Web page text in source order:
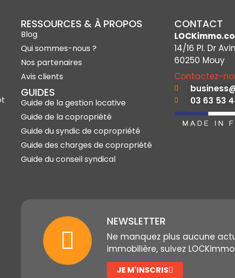
RESSOURCES & À PROPOS
Blog
Qui sommes-nous ?
Nos partenaires
Avis clients
GUIDES
Guide de la gestion locative
Guide de la copropriété
Guide du syndic de copropriété
Guide des charges de copropriété
Guide du conseil syndical
CONTACT
14/16 Pl. Dr
60250 Mouy
Contactez-
03 63 53
NEWSLETTER
Ne manquez plus aucune
immobilière, suivez
JE M'INSCRIS